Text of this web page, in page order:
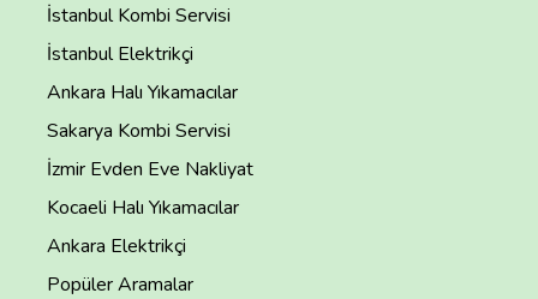
İstanbul Kombi Servisi
İstanbul Elektrikçi
Ankara Halı Yıkamacılar
Sakarya Kombi Servisi
İzmir Evden Eve Nakliyat
Kocaeli Halı Yıkamacılar
Ankara Elektrikçi
Popüler Aramalar